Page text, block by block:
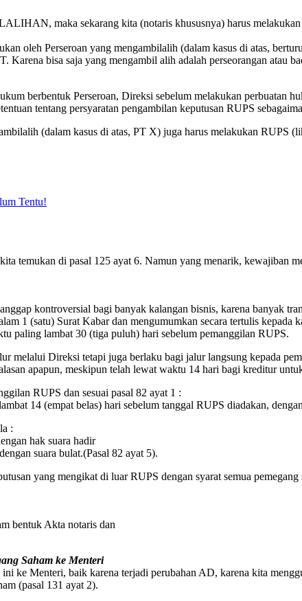
maka sekarang kita (notaris khususnya) harus
oleh Perseroan yang mengambilalih (dalam kasus di atas,
Karena bisa saja yang mengambil alih adalah perseorangan atau
berbentuk Perseroan, Direksi sebelum melakukan perbuatan
tentang persyaratan pengambilan keputusan RUPS
(dalam kasus di atas, PT X) juga harus melakukan RUPS
Tentu!
temukan di pasal 125 ayat 6. Namun yang menarik,
kontroversial bagi banyak kalangan bisnis, karena banyak
1 (satu) Surat Kabar dan mengumumkan secara tertulis kepada
lambat 30 (tiga puluh) hari sebelum pemanggilan RUPS.
melalui Direksi tetapi juga berlaku bagi jalur langsung kepada
apapun, meskipun telah lewat waktu 14 hari bagi kreditur
RUPS dan sesuai pasal 82 ayat 1 :
14 (empat belas) hari sebelum tanggal RUPS diadakan,
:
hak suara hadir
suara bulat.(Pasal 82 ayat 5).
yang mengikat di luar RUPS dengan syarat semua
bentuk Akta notaris dan
Saham ke Menteri
ke Menteri, baik karena terjadi perubahan AD, karena kita
(pasal 131 ayat 2).